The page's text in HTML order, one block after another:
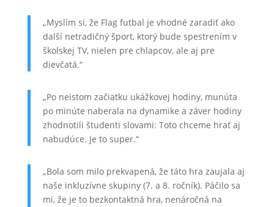
„Myslím si, že Flag futbal je vhodné zaradiť ako
další netradičný šport, ktorý bude spestrením v
školskej TV, nielen pre chlapcov, ale aj pre
dievčatá.“
„Po neistom začiatku ukážkovej hodiny, munúta
po minúte naberala na dynamike a záver hodiny
zhodnotili študenti slovami: Toto chceme hrať aj
nabudúce. Je to super.“
„Bola som milo prekvapená, že táto hra zaujala aj
naše inkluzívne skupiny (7. a 8. ročník). Páčilo sa
mi, že je to bezkontaktná hra, nenáročná na